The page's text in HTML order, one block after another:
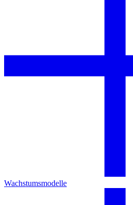
Wachstumsmodelle